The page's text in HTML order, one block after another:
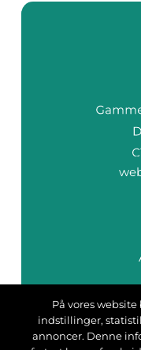
På vores
indstillinger,
annoncer. Denne